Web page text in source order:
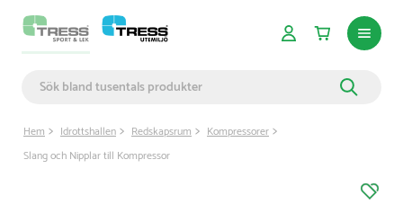
Hem Idrottshallen Redskapsrum
Kompressorer
Slang och Nipplar till Kompressor